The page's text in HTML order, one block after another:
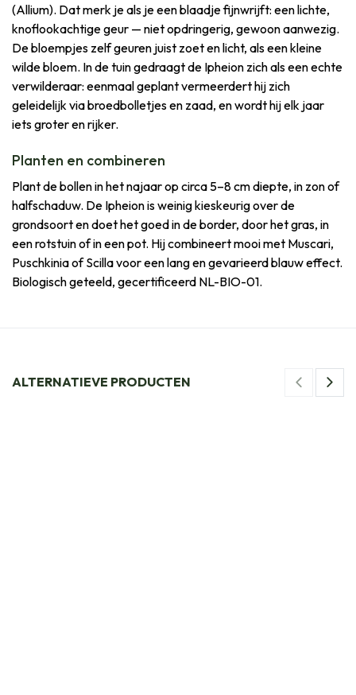
(Allium). Dat merk je als je een blaadje fijnwrijft: een lichte,
knoflookachtige geur — niet opdringerig, gewoon aanwezig.
De bloempjes zelf geuren juist zoet en licht, als een kleine
wilde bloem. In de tuin gedraagt de Ipheion zich als een echte
verwilderaar: eenmaal geplant vermeerdert hij zich
geleidelijk via broedbolletjes en zaad, en wordt hij elk jaar
iets groter en rijker.
Planten en combineren
Plant de bollen in het najaar op circa 5–8 cm diepte, in zon of
halfschaduw. De Ipheion is weinig kieskeurig over de
grondsoort en doet het goed in de border, door het gras, in
een rotstuin of in een pot. Hij combineert mooi met Muscari,
Puschkinia of Scilla voor een lang en gevarieerd blauw effect.
Biologisch geteeld, gecertificeerd NL-BIO-01.
ALTERNATIEVE PRODUCTEN